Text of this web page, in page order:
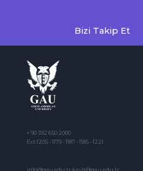
Bizi Takip Et
+ 90 392 650 2000
Ext:1205 - 1179 - 1187 - 1185 - 1221
info@gau.edu.tr kayit@gau.edu.tr